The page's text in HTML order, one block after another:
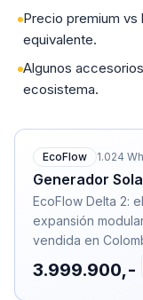
Precio premium vs
equivalente.
Algunos
ecosistema.
EcoFlow 1.024 Wh
Generador
EcoFlow Delta 2:
expansión
vendida en
3.999.900,-